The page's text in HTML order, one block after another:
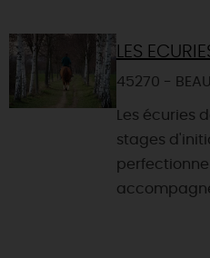
LES
45270 -
Les écuries
stages